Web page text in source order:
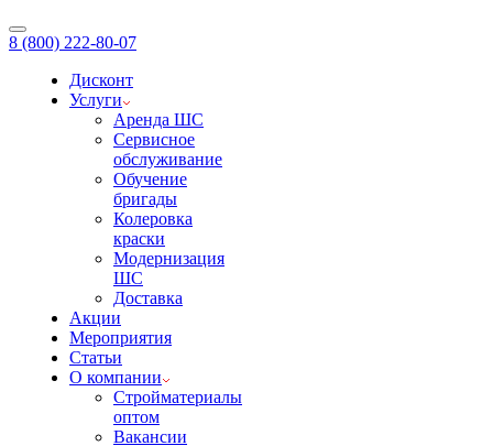
8 (800) 222-80-07
Дисконт
Услуги
Аренда ШС
Сервисное
обслуживание
Обучение
бригады
Колеровка
краски
Модернизация
ШС
Доставка
Акции
Мероприятия
Статьи
О компании
Стройматериалы
оптом
Вакансии